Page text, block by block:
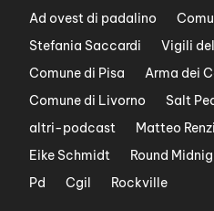
Ad ovest di padalino
Stefania Saccardi
Vigili
Comune di Pisa
Arma dei
Comune di Livorno
Salt
altri-podcast
Matteo Renzi
Eike Schmidt
Round
Pd
Cgil Rockville